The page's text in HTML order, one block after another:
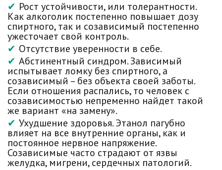
Рост устойчивости, или толерантности.
Как алкоголик постепенно повышает дозу
спиртного, так и созависимый постепенно
ужесточает свой контроль.
Отсутствие уверенности в себе.
Абстинентный синдром. Зависимый
испытывает ломку без спиртного, а
созависимый – без объекта своей заботы.
Если отношения распались, то человек с
созависимостью непременно найдет такой
же вариант «на замену».
Ухудшение здоровья. Этанол пагубно
влияет на все внутренние органы, как и
постоянное нервное напряжение.
Созависимые часто страдают от язвы
желудка, мигрени, сердечных патологий.